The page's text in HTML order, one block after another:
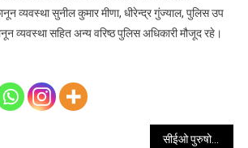
व्यवस्था सुनील कुमार मीणा, धीरेन्द्र गुंज्याल, पुलिस उप
व्यवस्था सहित अन्य वरिष्ठ पुलिस अधिकारी मौजूद रहे।
सीईओ पुरुषोत्तम ने एसआईआर को लेकर की राजनैतिक दलों के साथ बैठक